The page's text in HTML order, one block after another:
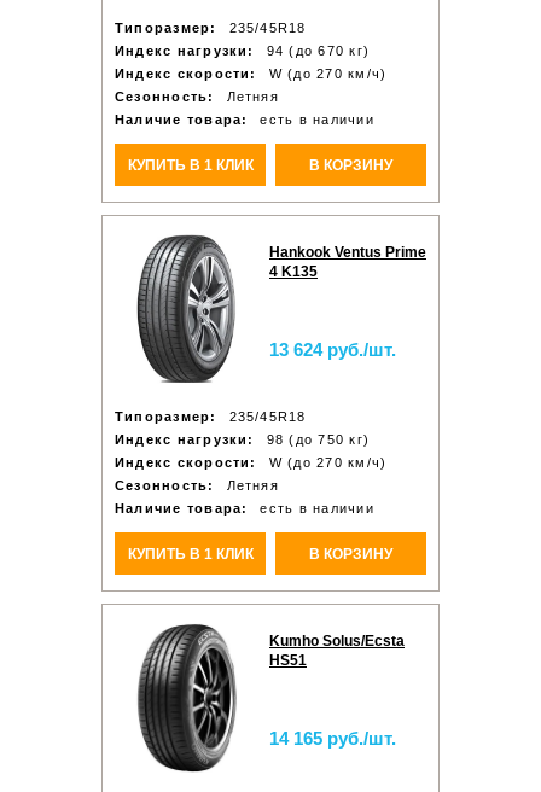
Типоразмер:
235/45R18
Индекс нагрузки:
94 (до 670 кг)
Индекс скорости:
W (до 270 км/ч)
Сезонность:
Летняя
Наличие товара:
есть в наличии
КУПИТЬ В 1 КЛИК В КОРЗИНУ
Hankook Ventus Prime
4 K135
13 624 руб./шт.
Типоразмер:
235/45R18
Индекс нагрузки:
98 (до 750 кг)
Индекс скорости:
W (до 270 км/ч)
Сезонность:
Летняя
Наличие товара:
есть в наличии
КУПИТЬ В 1 КЛИК В КОРЗИНУ
Kumho Solus/Ecsta
HS51
14 165 руб./шт.